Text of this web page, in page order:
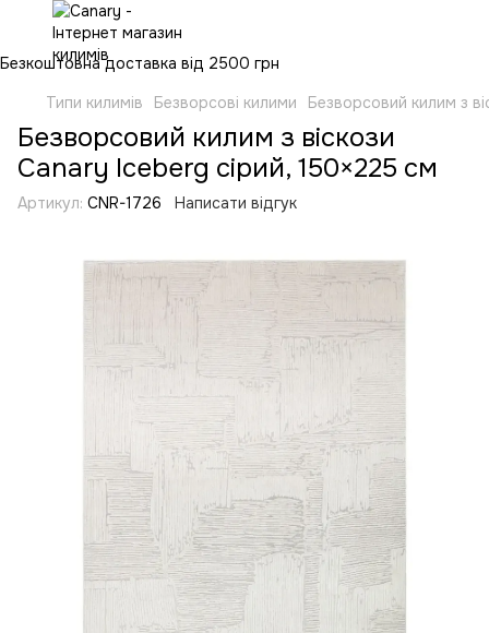
Безкоштовна доставка від 2500 грн
Типи килимів
Безворсові килими Безворсовий килим з
Безворсовий килим з віскози
Canary Iceberg сірий, 150×225 см
Артикул: CNR-1726 Написати відгук